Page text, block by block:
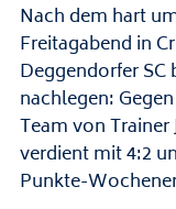
Nach dem hart
Freitagabend in
Deggendorfer
nachlegen:
Team von Trainer
verdient mit 4:2
Punkte-